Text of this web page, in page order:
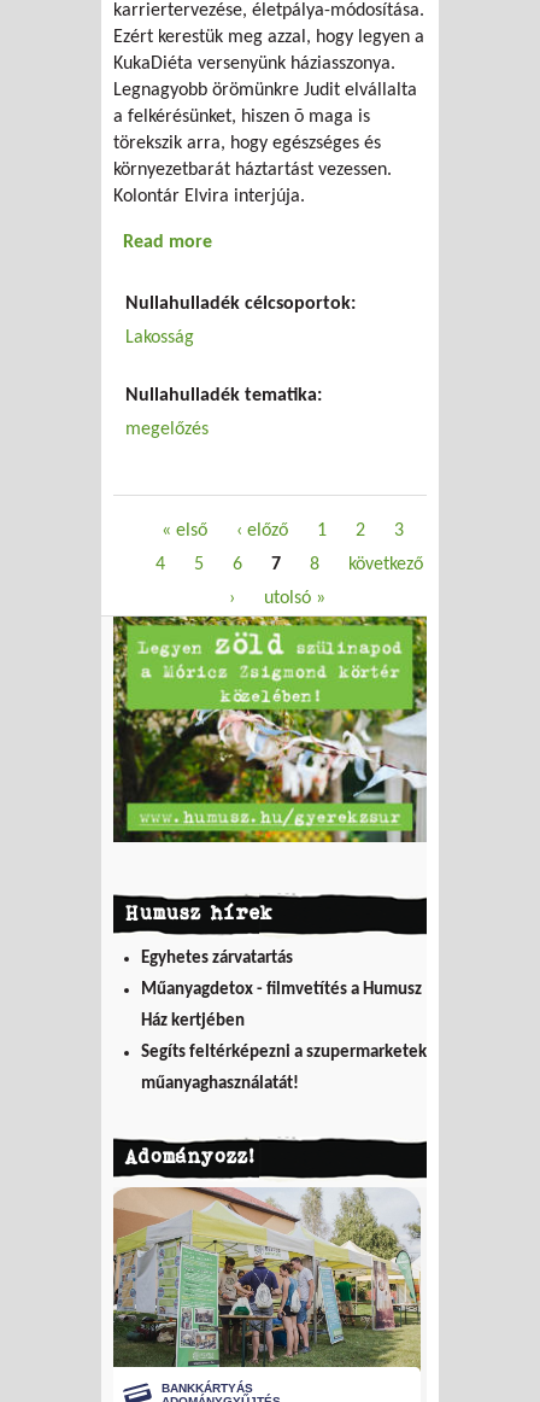
karriertervezése, életpálya-módosítása.
Ezért kerestük meg azzal, hogy legyen a
KukaDiéta versenyünk háziasszonya.
Legnagyobb örömünkre Judit elvállalta
a felkérésünket, hiszen õ maga is
törekszik arra, hogy egészséges és
környezetbarát háztartást vezessen.
Kolontár Elvira interjúja.
Read more
Nullahulladék célcsoportok:
Lakosság
Nullahulladék tematika:
megelőzés
Oldalak« első ‹ előző 1 2
3
4
5 6 7 8
következő
›
utolsó »
Humusz hírek
Egyhetes zárvatartás
Műanyagdetox - filmvetítés a Humusz
Ház kertjében
Segíts feltérképezni a szupermarketek
műanyaghasználatát!
Adományozz!